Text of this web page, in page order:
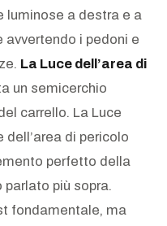
luminose a destra e a
i pedoni e
La Luce dell’area di
un semicerchio
carrello. La Luce
dell’area di pericolo
perfetto della
più sopra.
fondamentale, ma